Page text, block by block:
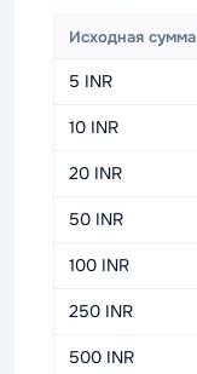
Исходная сумма
5 INR
10 INR
20 INR
50 INR
100 INR
250 INR
500 INR